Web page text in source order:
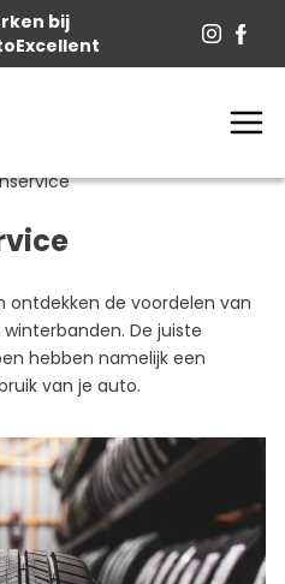
bij
de voordelen van
De juiste
hebben namelijk een
van je auto.